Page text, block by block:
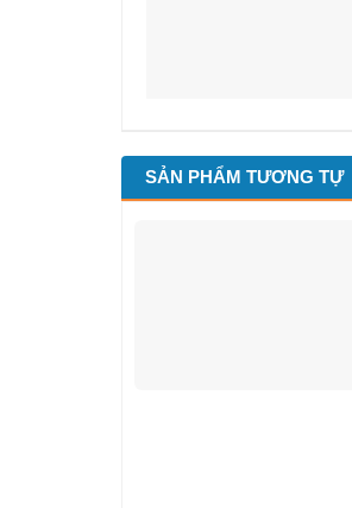
SẢN PHẨM TƯƠNG TỰ